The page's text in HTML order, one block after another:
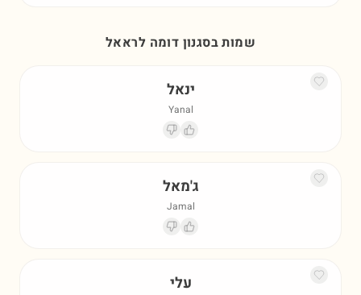
שמות בסגנון דומה לראאל
ינאל
Yanal
ג'מאל
Jamal
עלי